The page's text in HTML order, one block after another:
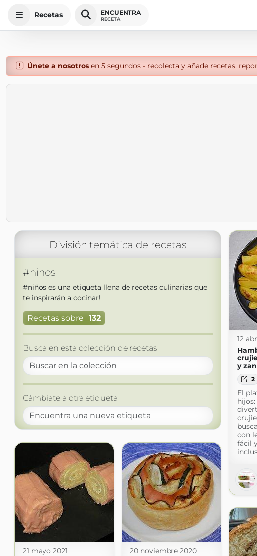
Recetas ENCUENTRA
RECETA
Únete a nosotrosen 5 segundos - recolecta y añade recetas,
División temática de recetas
#ninos
#niños es una etiqueta llena de recetas culinarias que
te inspirarán a cocinar!
Recetas sobre 132
Busca en esta colección de recetas
Cámbiate a otra etiqueta
12
y
2
El
hijos:
con
fácil
21 mayo 2021
20 noviembre 2020